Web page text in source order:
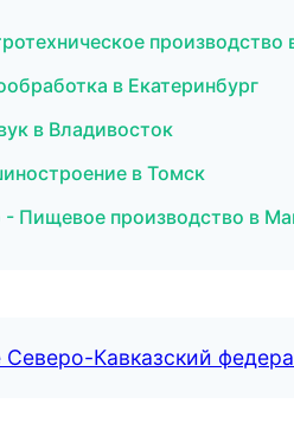
производство
в Екатеринбург
в Владивосток
в Томск
Пищевое производство в
Кавказский